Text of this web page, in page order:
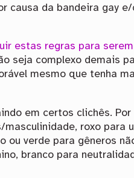
causa da bandeira gay e/
estas regras para
seja complexo demais
mesmo que tenha
em certos clichês. Por
roxo para
ou verde para gêneros
branco para